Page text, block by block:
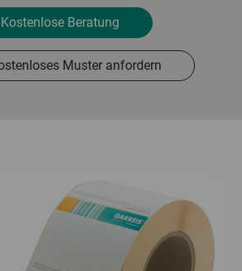
Kostenlose Beratung
Muster anfordern